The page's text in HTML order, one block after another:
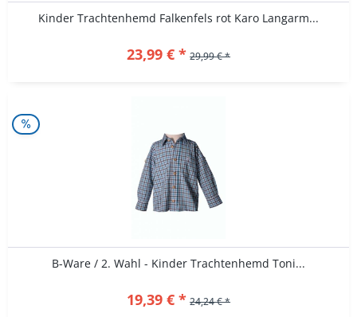
Kinder Trachtenhemd Falkenfels rot Karo Langarm...
23,99 € * 29,99 € *
B-Ware / 2. Wahl - Kinder Trachtenhemd Toni...
19,39 € * 24,24 € *